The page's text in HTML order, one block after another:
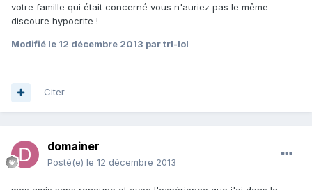
votre famille qui était concerné vous n'auriez pas le même
discoure hypocrite !
Modifié le 12 décembre 2013 par trl-lol
Citer
domainer
Posté(e) le 12 décembre 2013